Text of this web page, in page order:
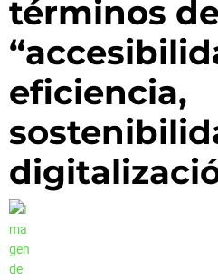
términos
eficiencia,